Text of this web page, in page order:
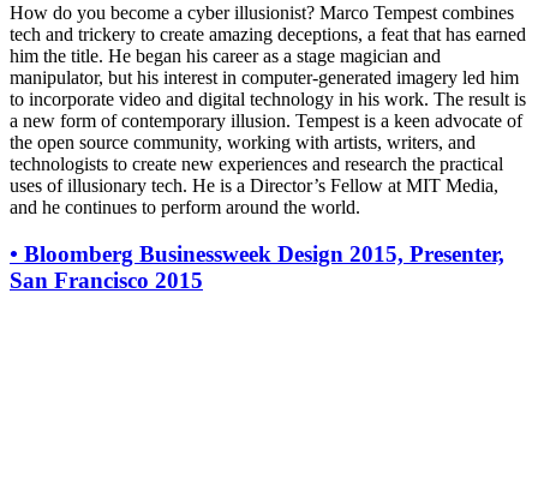
How do you become a cyber illusionist? Marco Tempest combines
tech and trickery to create amazing deceptions, a feat that has earned
him the title. He began his career as a stage magician and
manipulator, but his interest in computer-generated imagery led him
to incorporate video and digital technology in his work. The result is
a new form of contemporary illusion. Tempest is a keen advocate of
the open source community, working with artists, writers, and
technologists to create new experiences and research the practical
uses of illusionary tech. He is a Director’s Fellow at MIT Media,
and he continues to perform around the world.
• Bloomberg Businessweek Design 2015, Presenter,
San Francisco 2015